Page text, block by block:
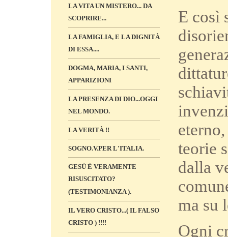
LA VITA UN MISTERO... DA
SCOPRIRE...
LA FAMIGLIA, E LA DIGNITÀ
DI ESSA....
DOGMA, MARIA, I SANTI,
APPARIZIONI
LA PRESENZA DI DIO...OGGI
NEL MONDO.
LA VERITÀ !!
SOGNO.V.PER L'ITALIA.
GESÙ È VERAMENTE
RISUSCITATO?
(TESTIMONIANZA ).
IL VERO CRISTO...( IL FALSO
CRISTO ) !!!!
E così
teorie
dalla
ma su
Ogni